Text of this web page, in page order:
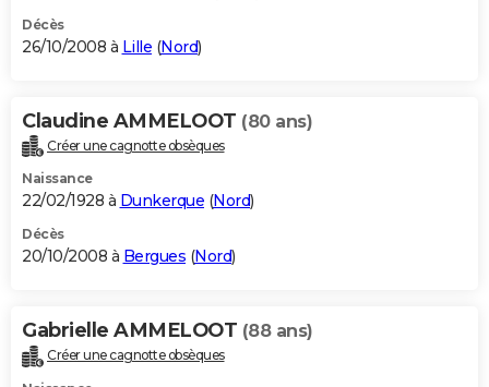
Décès
26/10/2008 à Lille (Nord)
Claudine AMMELOOT (80 ans)
Créer une cagnotte obsèques
Naissance
22/02/1928 à Dunkerque (Nord)
Décès
20/10/2008 à Bergues (Nord)
Gabrielle AMMELOOT (88 ans)
Créer une cagnotte obsèques